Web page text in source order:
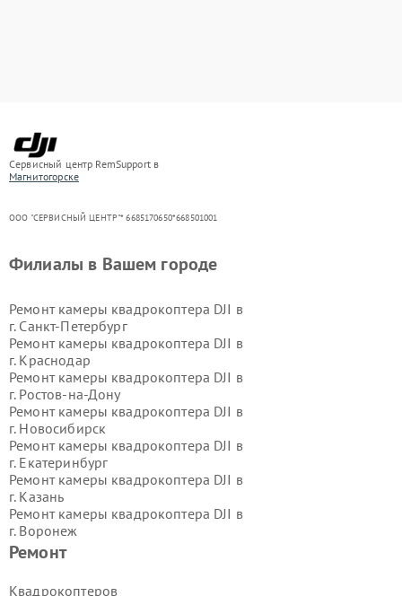
Сервисный центр RemSupport в
Магнитогорске
ООО "СЕРВИСНЫЙ ЦЕНТР"* 6685170650*668501001
Ремонт
Квадрокоптеров
Филиалы в Вашем городе
Ремонт камеры квадрокоптера DJI в
г. Санкт-Петербург
Ремонт камеры квадрокоптера DJI в
г. Краснодар
Ремонт камеры квадрокоптера DJI в
г. Ростов-на-Дону
Ремонт камеры квадрокоптера DJI в
г. Новосибирск
Ремонт камеры квадрокоптера DJI в
г. Екатеринбург
Ремонт камеры квадрокоптера DJI в
г. Казань
Ремонт камеры квадрокоптера DJI в
г. Воронеж
Ремонт камеры квадрокоптера DJI в
Ремонт камеры квадрокоптера DJI в